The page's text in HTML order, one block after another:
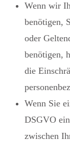
Wenn wir
benötigen,
oder
benötigen,
die
Wenn Sie
DSGVO
zwischen